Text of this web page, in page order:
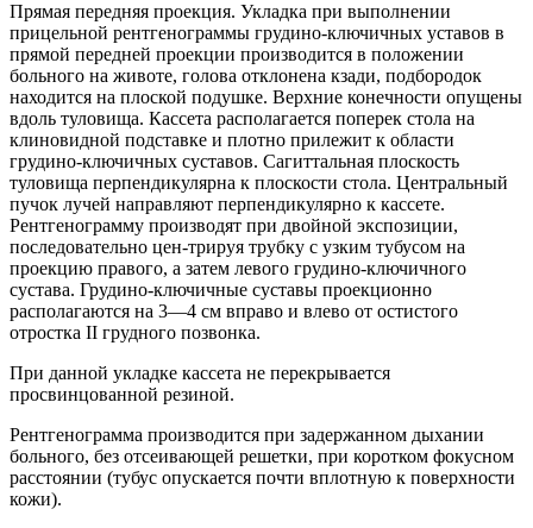
Прямая передняя проекция. Укладка при выполнении
прицельной рентгенограммы грудино-ключичных уставов в
прямой передней проекции производится в положении
больного на животе, голова отклонена кзади, подбородок
находится на плоской подушке. Верхние конечности опущены
вдоль туловища. Кассета располагается поперек стола на
клиновидной подставке и плотно прилежит к области
грудино-ключичных суставов. Сагиттальная плоскость
туловища перпендикулярна к плоскости стола. Центральный
пучок лучей направляют перпендикулярно к кассете.
Рентгенограмму производят при двойной экспозиции,
последовательно цен-трируя трубку с узким тубусом на
проекцию правого, а затем левого грудино-ключичного
сустава. Грудино-ключичные суставы проекционно
располагаются на 3—4 см вправо и влево от остистого
отростка II грудного позвонка.
При данной укладке кассета не перекрывается
просвинцованной резиной.
Рентгенограмма производится при задержанном дыхании
больного, без отсеивающей решетки, при коротком фокусном
расстоянии (тубус опускается почти вплотную к поверхности
кожи).